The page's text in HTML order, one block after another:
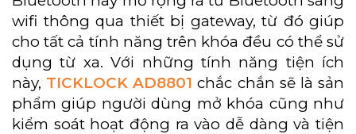
wifi thông qua thiết bị gateway, từ đó giúp
cho tất cả tính năng trên khóa đều có thể sử
dụng từ xa. Với những tính năng tiện ích
này, TICKLOCK AD8801 chắc chắn sẽ là sản
phẩm giúp người dùng mở khóa cũng như
kiểm soát hoạt động ra vào dễ dàng và tiện